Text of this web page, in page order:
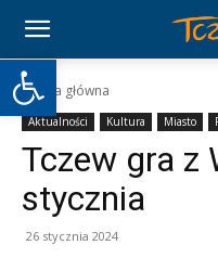
Otwórz pasek narzędzi
Strona główna
Aktualności Kultura Miasto
Tczew gra z
stycznia
26 stycznia 2024